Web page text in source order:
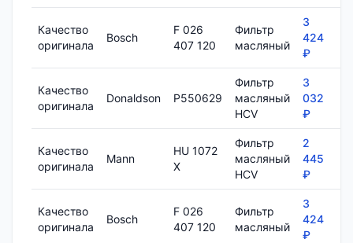
Качество
оригинала
Bosch
F 026
407 120
Фильтр
масляный
3
424
₽
Качество
оригинала
Donaldson P550629
Фильтр
масляный
HCV
3
032
₽
Качество
оригинала
Mann
HU 1072
X
Фильтр
масляный
HCV
2
445
₽
Качество
оригинала
Bosch
F 026
407 120
Фильтр
масляный
3
424
₽